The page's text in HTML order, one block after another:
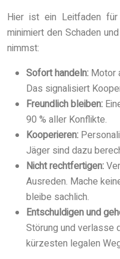
Hier ist ein Leitfaden
minimiert den Schaden
nimmst:
Sofort handeln: Motor
Das signalisiert
Freundlich bleiben:
90 % aller Konflikte.
Kooperieren:
Jäger sind dazu
Nicht rechtfertigen:
Ausreden. Mache
bleibe sachlich.
Entschuldigen und
Störung und verlasse
kürzesten legalen